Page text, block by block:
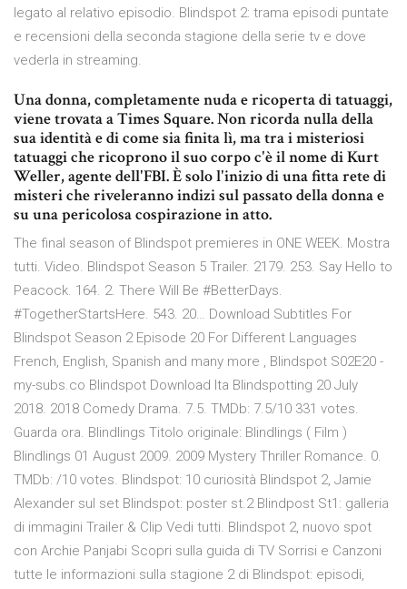
legato al relativo episodio. Blindspot 2: trama episodi puntate
e recensioni della seconda stagione della serie tv e dove
vederla in streaming.
Una donna, completamente nuda e ricoperta di tatuaggi,
viene trovata a Times Square. Non ricorda nulla della
sua identità e di come sia finita lì, ma tra i misteriosi
tatuaggi che ricoprono il suo corpo c'è il nome di Kurt
Weller, agente dell'FBI. È solo l'inizio di una fitta rete di
misteri che riveleranno indizi sul passato della donna e
su una pericolosa cospirazione in atto.
The final season of Blindspot premieres in ONE WEEK. Mostra
tutti. Video. Blindspot Season 5 Trailer. 2179. 253. Say Hello to
Peacock. 164. 2. There Will Be #BetterDays.
#TogetherStartsHere. 543. 20… Download Subtitles For
Blindspot Season 2 Episode 20 For Different Languages
French, English, Spanish and many more , Blindspot S02E20 -
my-subs.co Blindspot Download Ita Blindspotting 20 July
2018. 2018 Comedy Drama. 7.5. TMDb: 7.5/10 331 votes.
Guarda ora. Blindlings Titolo originale: Blindlings ( Film )
Blindlings 01 August 2009. 2009 Mystery Thriller Romance. 0.
TMDb: /10 votes. Blindspot: 10 curiosità Blindspot 2, Jamie
Alexander sul set Blindspot: poster st.2 Blindpost St1: galleria
di immagini Trailer & Clip Vedi tutti. Blindspot 2, nuovo spot
con Archie Panjabi Scopri sulla guida di TV Sorrisi e Canzoni
tutte le informazioni sulla stagione 2 di Blindspot: episodi,